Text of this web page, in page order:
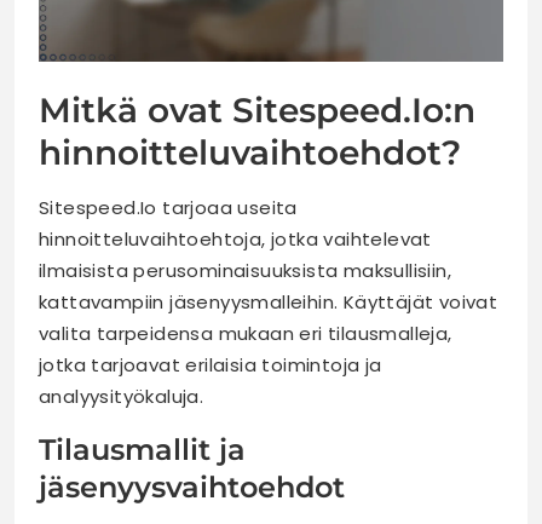
Mitkä ovat Sitespeed.Io:n
hinnoitteluvaihtoehdot?
Sitespeed.Io tarjoaa useita
hinnoitteluvaihtoehtoja, jotka vaihtelevat
ilmaisista perusominaisuuksista maksullisiin,
kattavampiin jäsenyysmalleihin. Käyttäjät voivat
valita tarpeidensa mukaan eri tilausmalleja,
jotka tarjoavat erilaisia toimintoja ja
analyysityökaluja.
Tilausmallit ja
jäsenyysvaihtoehdot